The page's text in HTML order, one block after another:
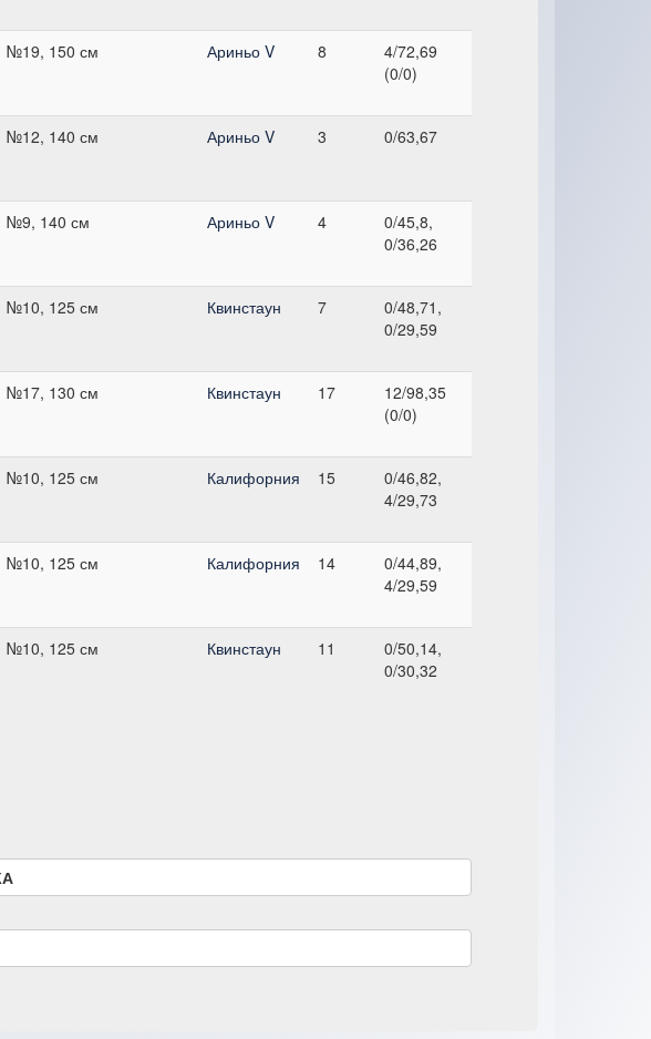
№19, 150 см Ариньо V 8
4/72,69
(0/0)
№12, 140 см Ариньо V 3 0/63,67
№9, 140 см Ариньо V 4
0/45,8,
0/36,26
№10, 125 см Квинстаун 7
0/48,71,
0/29,59
№17, 130 см Квинстаун 17
12/98,35
(0/0)
№10, 125 см Калифорния 15
0/46,82,
4/29,73
№10, 125 см Калифорния 14
0/44,89,
4/29,59
№10, 125 см Квинстаун 11
0/50,14,
0/30,32